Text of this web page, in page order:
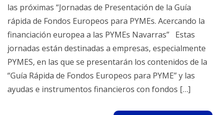
las próximas “Jornadas de Presentación de la Guía
rápida de Fondos Europeos para PYMEs. Acercando la
financiación europea a las PYMEs Navarras” Estas
jornadas están destinadas a empresas, especialmente
PYMES, en las que se presentarán los contenidos de la
“Guía Rápida de Fondos Europeos para PYME” y las
ayudas e instrumentos financieros con fondos […]